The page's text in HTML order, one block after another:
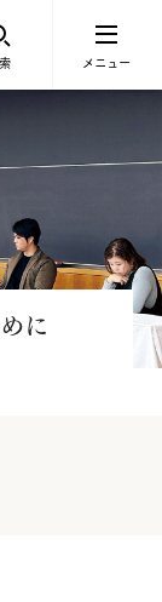
メニュー
に